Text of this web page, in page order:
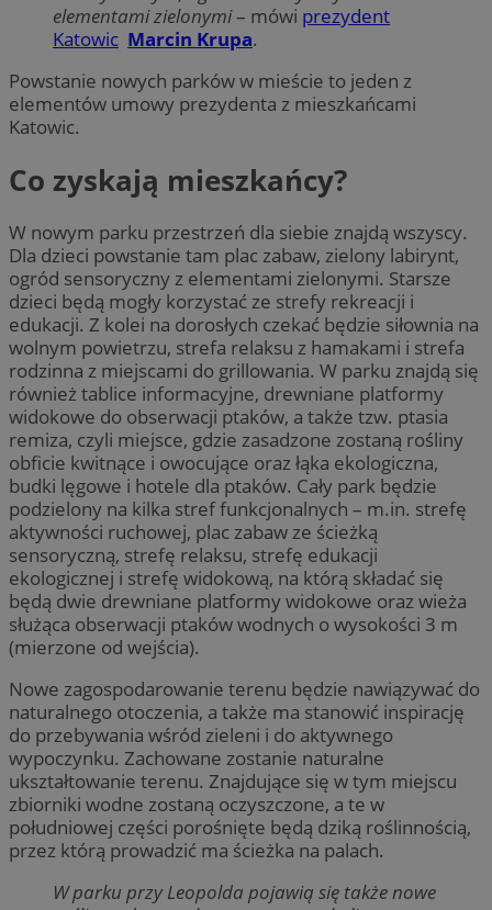
elementami zielonymi– mówi prezydent
Katowic Marcin Krupa.
Powstanie nowych parków w mieście to jeden z
elementów umowy prezydenta z mieszkańcami
Katowic.
Co zyskają mieszkańcy?
W nowym parku przestrzeń dla siebie znajdą wszyscy.
Dla dzieci powstanie tam plac zabaw, zielony labirynt,
ogród sensoryczny z elementami zielonymi. Starsze
dzieci będą mogły korzystać ze strefy rekreacji i
edukacji. Z kolei na dorosłych czekać będzie siłownia na
wolnym powietrzu, strefa relaksu z hamakami i strefa
rodzinna z miejscami do grillowania. W parku znajdą się
również tablice informacyjne, drewniane platformy
widokowe do obserwacji ptaków, a także tzw. ptasia
remiza, czyli miejsce, gdzie zasadzone zostaną rośliny
obficie kwitnące i owocujące oraz łąka ekologiczna,
budki lęgowe i hotele dla ptaków. Cały park będzie
podzielony na kilka stref funkcjonalnych – m.in. strefę
aktywności ruchowej, plac zabaw ze ścieżką
sensoryczną, strefę relaksu, strefę edukacji
ekologicznej i strefę widokową, na którą składać się
będą dwie drewniane platformy widokowe oraz wieża
służąca obserwacji ptaków wodnych o wysokości 3 m
(mierzone od wejścia).
Nowe zagospodarowanie terenu będzie nawiązywać do
naturalnego otoczenia, a także ma stanowić inspirację
do przebywania wśród zieleni i do aktywnego
wypoczynku. Zachowane zostanie naturalne
ukształtowanie terenu. Znajdujące się w tym miejscu
zbiorniki wodne zostaną oczyszczone, a te w
południowej części porośnięte będą dziką roślinnością,
przez którą prowadzić ma ścieżka na palach.
W parku przy Leopolda pojawią się także nowe